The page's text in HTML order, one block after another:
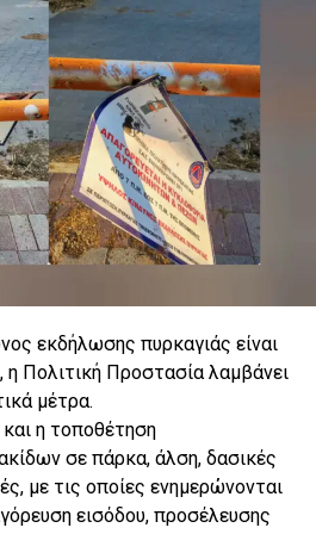
εκδήλωσης πυρκαγιάς είναι
Πολιτική Προστασία λαμβάνει
μέτρα.
η τοποθέτηση
σε πάρκα, άλση, δασικές
με τις οποίες ενημερώνονται
εισόδου, προσέλευσης